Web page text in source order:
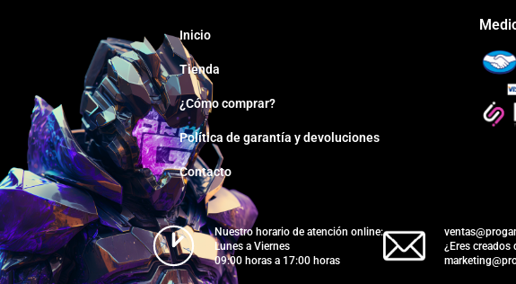
Inicio
Tienda
¿Cómo comprar?
Política de garantía y devoluciones
Contacto
Nuestro horario de atención online:
Lunes a Viernes
09:00 horas a 17:00 horas
¿Eres creados